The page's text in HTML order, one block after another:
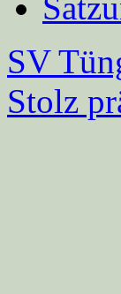
SV
Stolz